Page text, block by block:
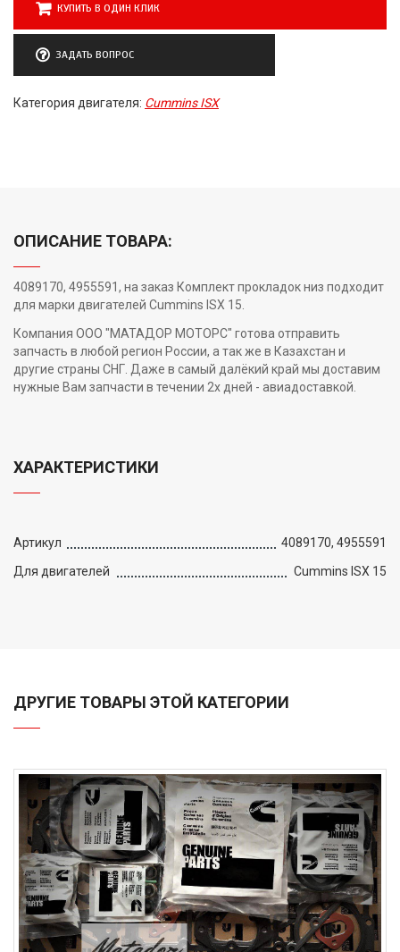
КУПИТЬ В ОДИН КЛИК
ЗАДАТЬ ВОПРОС
Категория двигателя: Cummins ISX
ОПИСАНИЕ ТОВАРА:
4089170, 4955591, на заказ Комплект прокладок низ подходит
для марки двигателей Cummins ISX 15.
Компания ООО "МАТАДОР МОТОРС" готова отправить
запчасть в любой регион России, а так же в Казахстан и
другие страны СНГ. Даже в самый далёкий край мы доставим
нужные Вам запчасти в течении 2х дней - авиадоставкой.
ХАРАКТЕРИСТИКИ
Артикул
4089170, 4955591
Для двигателей
Cummins ISX 15
ДРУГИЕ ТОВАРЫ ЭТОЙ КАТЕГОРИИ